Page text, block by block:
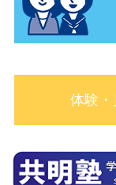
体験